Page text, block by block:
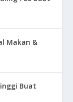
Makan &
Buat